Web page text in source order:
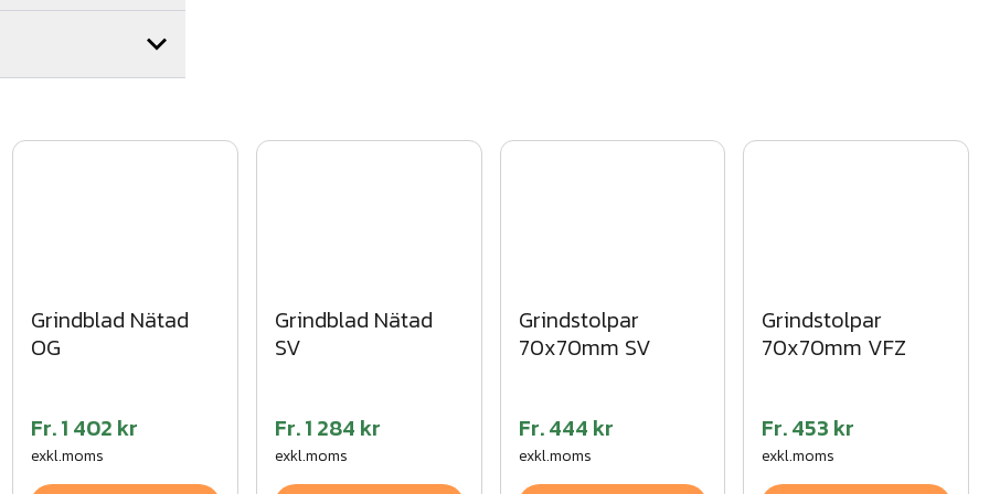
Grindblad Nätad
OG
Fr.1 402 kr
exkl.moms
Grindblad Nätad
SV
Fr.1 284 kr
exkl.moms
Grindstolpar
70x70mm SV
Fr.444 kr
exkl.moms
Grindstolpar
70x70mm VFZ
Fr.453 kr
exkl.moms